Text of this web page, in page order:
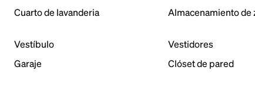
Cuarto de lavanderia Almacenamiento de
Vestíbulo Vestidores
Garaje
Clóset de pared